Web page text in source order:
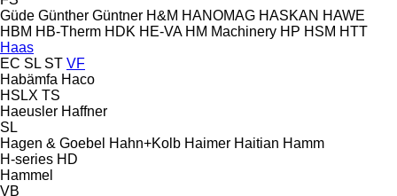
Güde Günther Güntner H&M HANOMAG HASKAN HAWE
HBM HB‑Therm HDK HE-VA HM Machinery HP HSM HTT
Haas
EC SL ST VF
Habämfa Haco
HSLX TS
Haeusler Haffner
SL
Hagen & Goebel Hahn+Kolb Haimer Haitian Hamm
H-series HD
Hammel
VB